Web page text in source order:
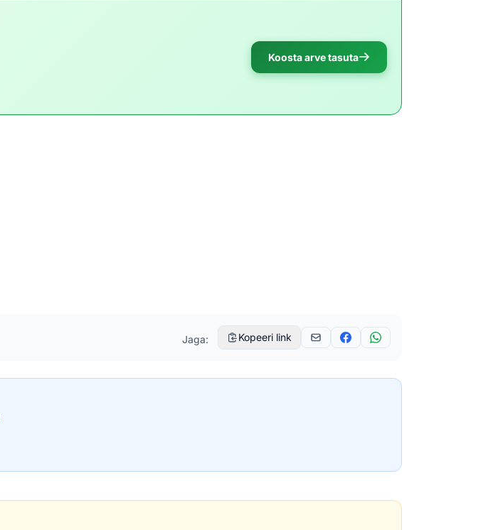
Koosta arve tasuta
Jaga: Kopeeri link